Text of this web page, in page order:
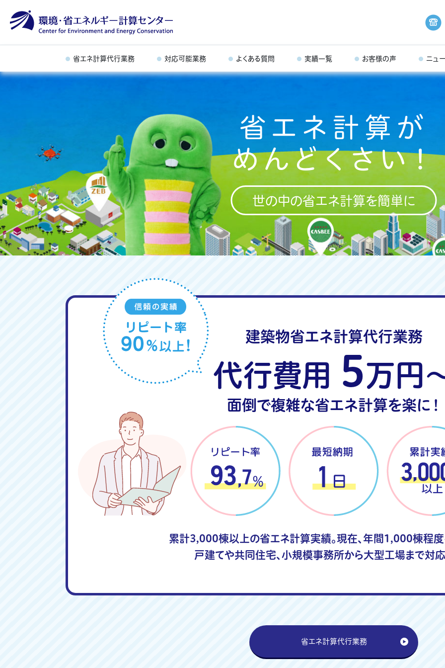
省エネ計算代行業務 対応可能業務 よくある質問 実績一覧 お客様の声 ニュ
省エネ計算が
めんどくさい！
世の中の省エネ計算を簡単に
建築物省エネ計算代行業務
代行費用 5万円
面倒で複雑な省エネ計算を楽に！
累計3,000棟以上の省エネ計算実績。現在、年間1,000棟程度
戸建てや共同住宅、小規模事務所から大型工場まで対
省エネ計算代行業務